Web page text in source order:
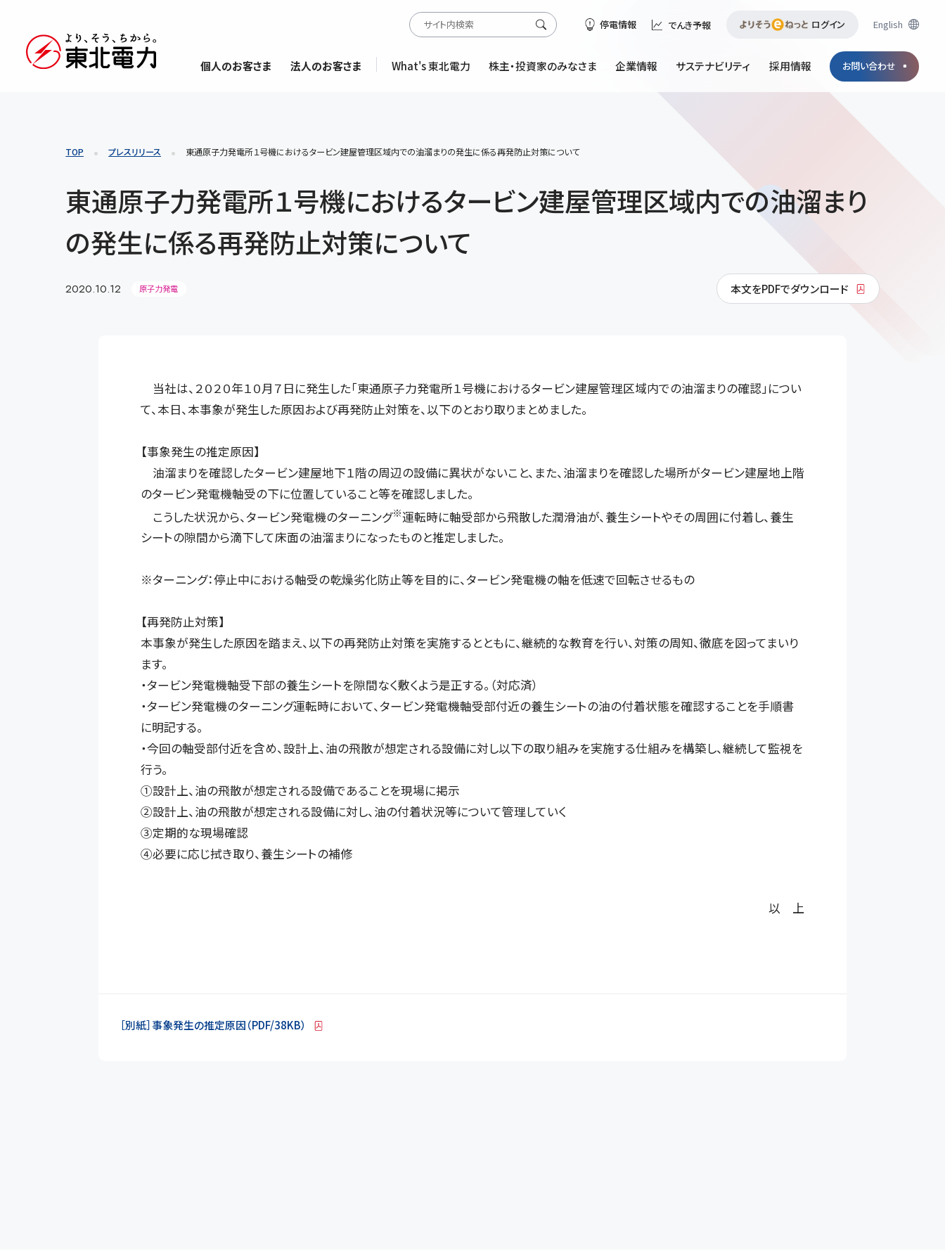
English
停電情報 でんき予報 ログイン
個人のお客さま 法人のお客さま What's 東北電力 株主・投資家のみなさま 企業情報 サステナビリティ 採用情報 お問い合わせ
TOP プレスリリース 東通原子力発電所１号機におけるタービン建屋管理区域内での油溜まりの発生に係る再発防止対策について
東通原子力発電所１号機におけるタービン建屋管理区域内での油溜まり
の発生に係る再発防止対策について
2020.10.12 原子力発電 本文をPDFでダウンロード
当社は、２０２０年１０月７日に発生した「東通原子力発電所１号機におけるタービン建屋管理区域内での油溜まりの確認」につい
て、本日、本事象が発生した原因および再発防止対策を、以下のとおり取りまとめました。
【事象発生の推定原因】
油溜まりを確認したタービン建屋地下１階の周辺の設備に異状がないこと、また、油溜まりを確認した場所がタービン建屋地上階
のタービン発電機軸受の下に位置していること等を確認しました。
こうした状況から、タービン発電機のターニング※運転時に軸受部から飛散した潤滑油が、養生シートやその周囲に付着し、養生
シートの隙間から滴下して床面の油溜まりになったものと推定しました。
※ターニング：停止中における軸受の乾燥劣化防止等を目的に、タービン発電機の軸を低速で回転させるもの
【再発防止対策】
本事象が発生した原因を踏まえ、以下の再発防止対策を実施するとともに、継続的な教育を行い、対策の周知、徹底を図ってまいり
ます。
・タービン発電機軸受下部の養生シートを隙間なく敷くよう是正する。（対応済）
・タービン発電機のターニング運転時において、タービン発電機軸受部付近の養生シートの油の付着状態を確認することを手順書
に明記する。
・今回の軸受部付近を含め、設計上、油の飛散が想定される設備に対し以下の取り組みを実施する仕組みを構築し、継続して監視を
行う。
①設計上、油の飛散が想定される設備であることを現場に掲示
②設計上、油の飛散が想定される設備に対し、油の付着状況等について管理していく
③定期的な現場確認
④必要に応じ拭き取り、養生シートの補修
以 上
［別紙］事象発生の推定原因（PDF/38KB）